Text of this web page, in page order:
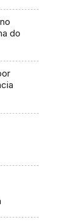
do